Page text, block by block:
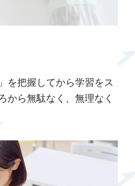
を把握してから学習をス
から無駄なく、無理なく